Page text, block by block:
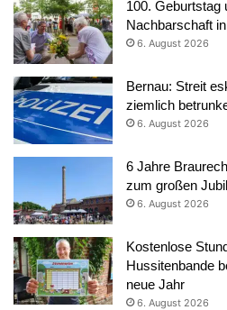
100. Geburtstag
Nachbarschaft
6. August 2026
Bernau: Streit
ziemlich
6. August 2026
6 Jahre
zum großen
6. August 2026
Kostenlose
Hussitenbande
neue Jahr
6. August 2026